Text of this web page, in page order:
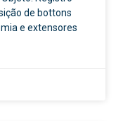
de bottons
e extensores